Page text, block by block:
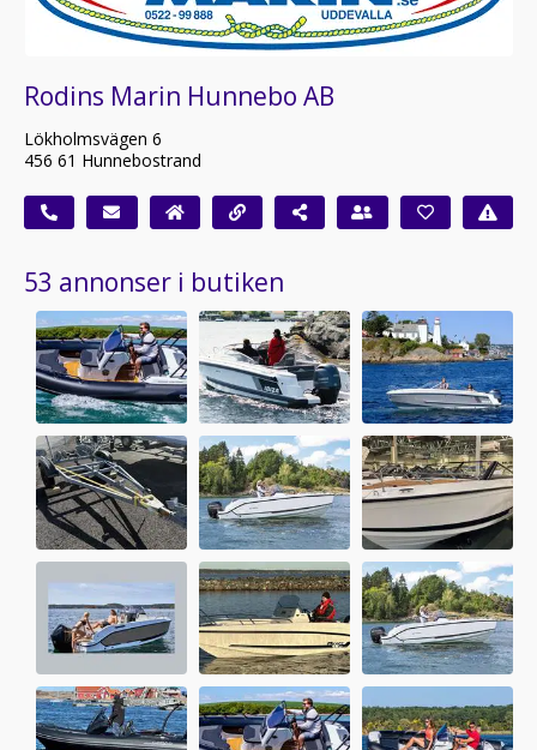
Rodins Marin Hunnebo AB
Lökholmsvägen 6
456 61 Hunnebostrand
53 annonser i butiken